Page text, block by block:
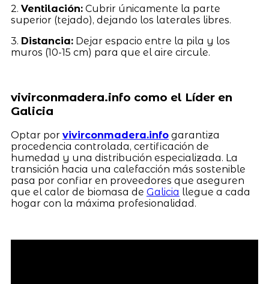
2. Ventilación:Cubrir únicamente la parte
superior (tejado), dejando los laterales libres.
3. Distancia:Dejar espacio entre la pila y los
muros (10-15 cm) para que el aire circule.
vivirconmadera.info como el Líder en
Galicia
Optar por vivirconmadera.infogarantiza
procedencia controlada, certificación de
humedad y una distribución especializada. La
transición hacia una calefacción más sostenible
pasa por confiar en proveedores que aseguren
que el calor de biomasa de Galicia llegue a cada
hogar con la máxima profesionalidad.